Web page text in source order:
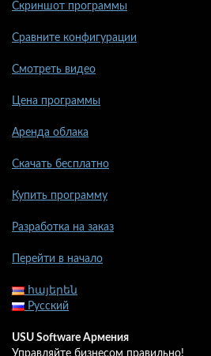
Скриншот программы
Сравните конфигурации
Смотреть видео
Цена программы
Аренда облака
Скачать бесплатно
Купить программу
Разработка на заказ
Перейти в начало
հայերեն
Русский
USU Software Армения
Управляйте бизнесом правильно!